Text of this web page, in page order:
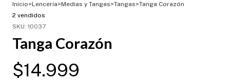
Inicio>Lencería>Medias y Tangas>Tangas>Tanga Corazón
2 vendidos
SKU: 10037
Tanga Corazón
$14.999